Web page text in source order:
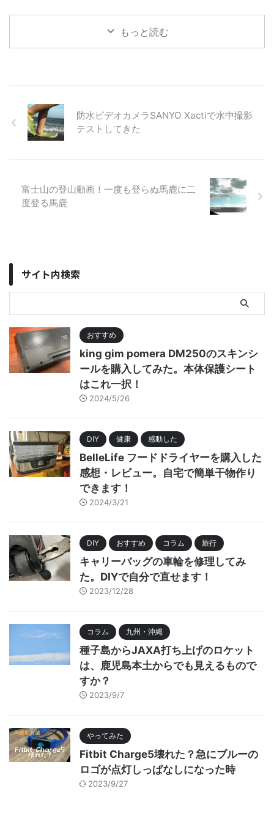
もっと読む
防水ビデオカメラSANYO Xactiで水中撮影
テストしてきた
富士山の登山動画！一度も登らぬ馬鹿に二
度登る馬鹿
サイト内検索
おすすめ
king gim pomera DM250のスキンシ
ールを購入してみた。本体保護シート
はこれ一択！
2024/5/26
DIY 健康 感動した
BelleLife フードドライヤーを購入した
感想・レビュー。自宅で簡単干物作り
できます！
2024/3/21
DIY おすすめ コラム 旅行
キャリーバッグの車輪を修理してみ
た。DIYで自分で直せます！
2023/12/28
コラム 九州・沖縄
種子島からJAXA打ち上げのロケット
は、鹿児島本土からでも見えるもので
すか？
2023/9/7
やってみた
Fitbit Charge5壊れた？急にブルーの
ロゴが点灯しっぱなしになった時
2023/9/27